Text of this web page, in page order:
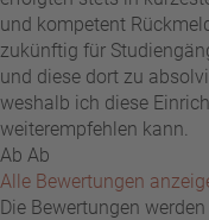
und kompetent
zukünftig für
und diese dort zu
weshalb ich diese
weiterempfehlen kann.
Ab Ab
Alle Bewertungen
Die Bewertungen